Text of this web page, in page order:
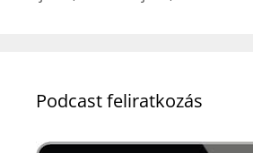
Podcast feliratkozás